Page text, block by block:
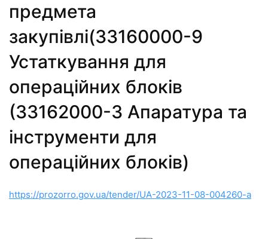
предмета
закупівлі(33160000-9
Устаткування для
операційних блоків
(33162000-3 Апаратура та
інструменти для
операційних блоків)
https://prozorro.gov.ua/tender/UA-2023-11-08-004260-a